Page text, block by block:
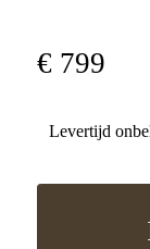
€ 799
Levertijd